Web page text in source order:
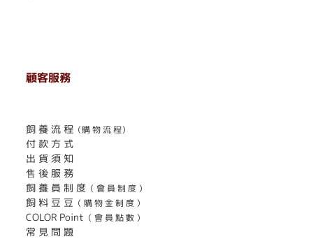
顧客服務
飼 養 流 程 （購 物 流 程）
付 款 方 式
出 貨 須 知
售 後 服 務
飼 養 員 制 度 （ 會 員 制 度 ）
飼 料 豆 豆 （ 購 物 金 制 度 ）
COLOR Point （ 會 員 點 數 ）
常 見 問 題